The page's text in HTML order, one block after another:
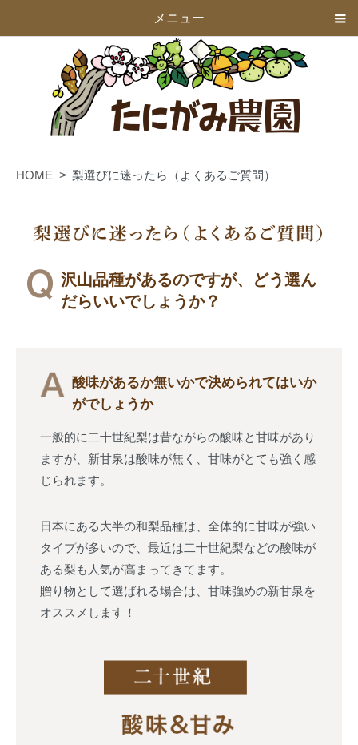
メニュー
HOME 梨選びに迷ったら（よくあるご質問）
沢山品種があるのですが、どう選ん
だらいいでしょうか？
酸味があるか無いかで決められてはいか
がでしょうか
一般的に二十世紀梨は昔ながらの酸味と甘味があり
ますが、新甘泉は酸味が無く、甘味がとても強く感
じられます。
日本にある大半の和梨品種は、全体的に甘味が強い
タイプが多いので、最近は二十世紀梨などの酸味が
ある梨も人気が高まってきてます。
贈り物として選ばれる場合は、甘味強めの新甘泉を
オススメします！